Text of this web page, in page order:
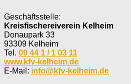
Geschäftsstelle:
Kreisfischereiverein Kelheim
Donaupark 33
93309 Kelheim
Tel. 09 44 1 / 1 03 11
www.kfv-kelheim.de
E-Mail: info@kfv-kelheim.de